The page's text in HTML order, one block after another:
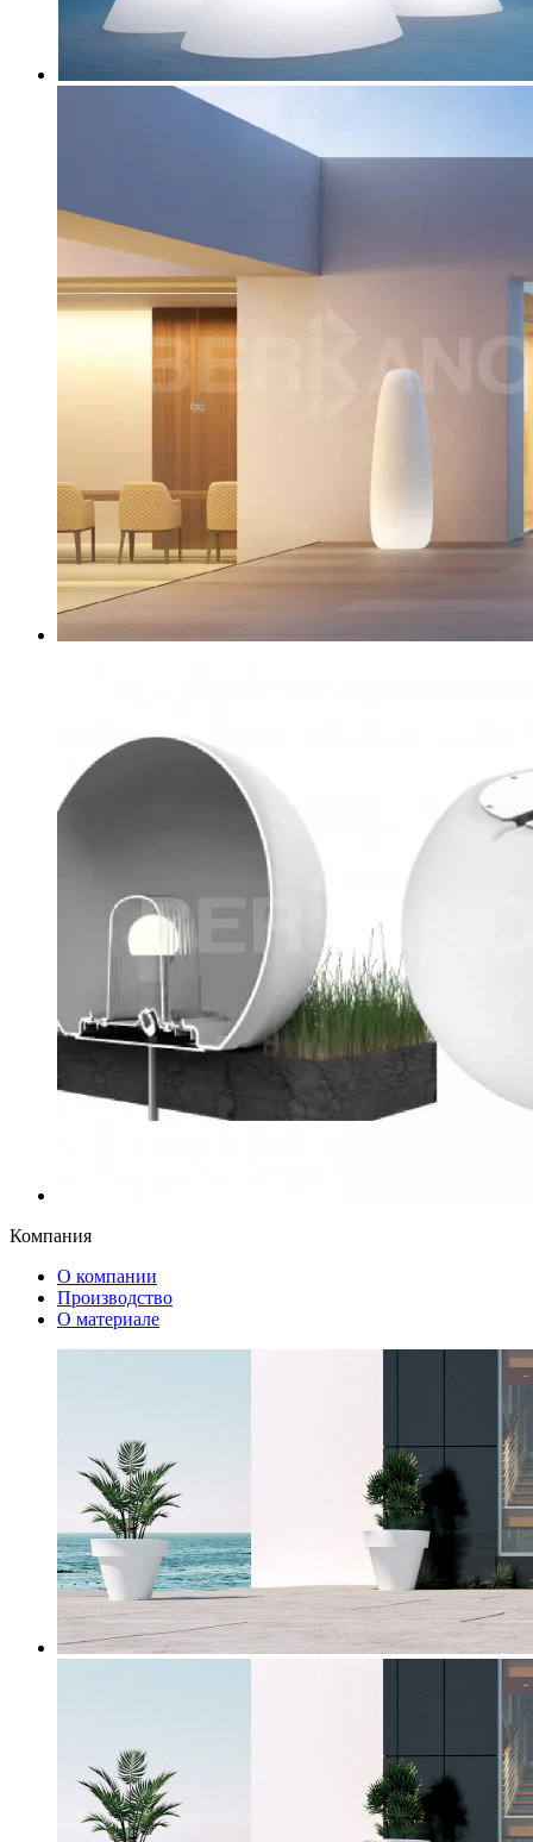
Компания
О компании
Производство
О материале